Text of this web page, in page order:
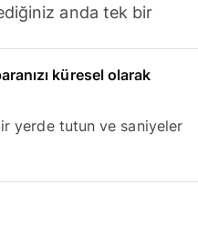
anda tek bir
küresel olarak
yerde tutun ve saniyeler